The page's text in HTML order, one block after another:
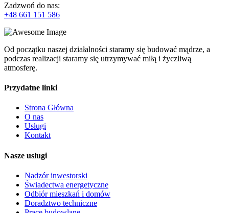
Zadzwoń do nas:
+48 661 151 586
Od początku naszej działalności staramy się budować mądrze, a
podczas realizacji staramy się utrzymywać miłą i życzliwą
atmosferę.
Przydatne linki
Strona Główna
O nas
Usługi
Kontakt
Nasze usługi
Nadzór inwestorski
Świadectwa energetyczne
Odbiór mieszkań i domów
Doradztwo techniczne